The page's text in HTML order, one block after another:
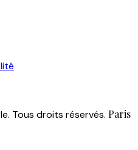
Tous droits réservés. Paris